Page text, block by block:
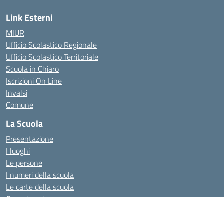
Link Esterni
MIUR
Ufficio Scolastico Regionale
Ufficio Scolastico Territoriale
Scuola in Chiaro
Iscrizioni On Line
Invalsi
Comune
La Scuola
Presentazione
I luoghi
Le persone
I numeri della scuola
Le carte della scuola